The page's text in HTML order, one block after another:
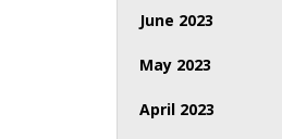
June 2023
May 2023
April 2023